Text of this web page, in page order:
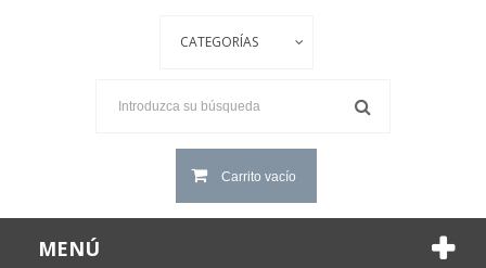
Carrito vacío
MENÚ